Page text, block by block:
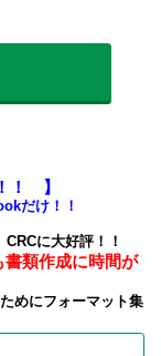
！ 】
だけ！！
に大好評！！
類作成に時間が
めにフォーマット集